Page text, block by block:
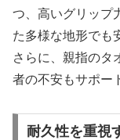
つ、高いグリップ
た多様な地形でも
さらに、親指のタ
者の不安もサポー
耐久性を重視